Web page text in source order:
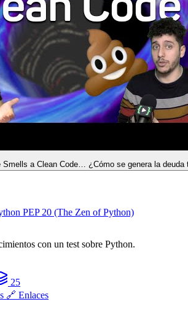
Smells a Clean Code… ¿Cómo se genera la deuda
PEP 20 (The Zen of Python)
con un test sobre Python.
25
🔗 Enlaces